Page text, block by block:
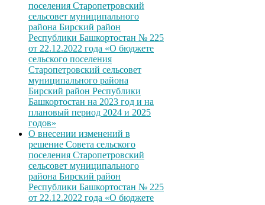
поселения Старопетровский
сельсовет муниципального
района Бирский район
Республики Башкортостан № 225
от 22.12.2022 года «О бюджете
сельского поселения
Старопетровский сельсовет
муниципального района
Бирский район Республики
Башкортостан на 2023 год и на
плановый период 2024 и 2025
годов»
О внесении изменений в
решение Совета сельского
поселения Старопетровский
сельсовет муниципального
района Бирский район
Республики Башкортостан № 225
от 22.12.2022 года «О бюджете